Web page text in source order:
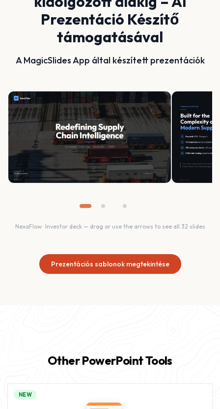
Prezentáció Készítő
támogatásával
A MagicSlides App által készített prezentációk
NexaFlow· Investor deck— drag or use the arrows to see all 32 slides
Prezentációs sablonok megtekintése
Other PowerPoint Tools
NEW